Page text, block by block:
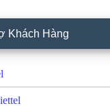
Khách Hàng